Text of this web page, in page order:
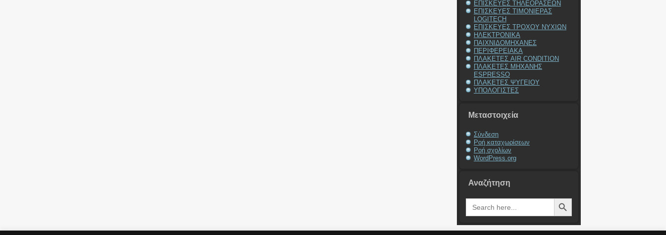
ΕΠΙΣΚΕΥΕΣ ΤΗΛΕΟΡΑΣΕΩΝ
ΕΠΙΣΚΕΥΕΣ ΤΙΜΟΝΙΕΡΑΣ
LOGITECH
ΕΠΙΣΚΕΥΕΣ ΤΡΟΧΟΥ ΝΥΧΙΩΝ
ΗΛΕΚΤΡΟΝΙΚΑ
ΠΑΙΧΝΙΔΟΜΗΧΑΝΕΣ
ΠΕΡΙΦΕΡΕΙΑΚΑ
ΠΛΑΚΕΤΕΣ AIR CONDITION
ΠΛΑΚΕΤΕΣ ΜΗΧΑΝΗΣ
ESPRESSO
ΠΛΑΚΕΤΕΣ ΨΥΓΕΙΟΥ
ΥΠΟΛΟΓΙΣΤΕΣ
Μεταστοιχεία
Σύνδεση
Ροή καταχωρίσεων
Ροή σχολίων
WordPress.org
Αναζήτηση
Search
for:
Search Button